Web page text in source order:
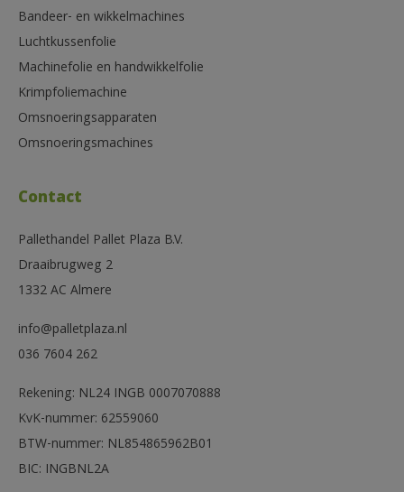
Bandeer- en wikkelmachines
Luchtkussenfolie
Machinefolie en handwikkelfolie
Krimpfoliemachine
Omsnoeringsapparaten
Omsnoeringsmachines
Contact
Pallethandel Pallet Plaza B.V.
Draaibrugweg 2
1332 AC Almere
info@palletplaza.nl
036 7604 262
Rekening: NL24 INGB 0007070888
KvK-nummer: 62559060
BTW-nummer: NL854865962B01
BIC: INGBNL2A